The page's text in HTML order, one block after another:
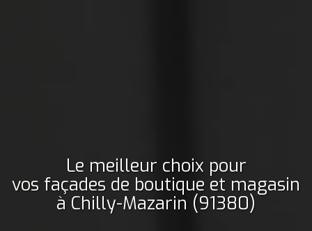
Le meilleur choix pour
vos façades de boutique et magasin
à Chilly-Mazarin (91380)